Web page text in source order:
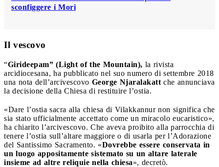
sconfiggere i Mori
Il vescovo
“Girideepam” (Light of the Mountain), la rivista
arcidiocesana, ha pubblicato nel suo numero di settembre 2018
una nota dell’arcivescovo George Njaralakatt che annunciava
la decisione della Chiesa di restituire l’ostia.
«Dare l’ostia sacra alla chiesa di Vilakkannur non significa che
sia stato ufficialmente accettato come un miracolo eucaristico»,
ha chiarito l’arcivescovo. Che aveva proibito alla parrocchia di
tenere l’ostia sull’altare maggiore o di usarla per l’Adorazione
del Santissimo Sacramento. «Dovrebbe essere conservata in
un luogo appositamente sistemato su un altare laterale
insieme ad altre reliquie nella chiesa», decretò.